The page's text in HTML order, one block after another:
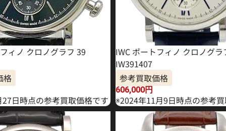
ィノ クロノグラフ 39
格
日時点の参考買取価格です
IWC ポートフィノ クロノグラ
IW391407
参考買取価格
606,000円
※2024年11月9日時点の参考